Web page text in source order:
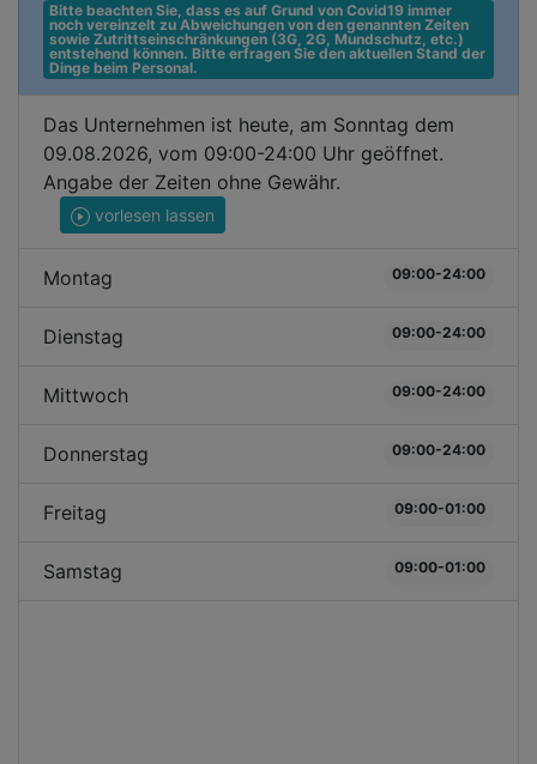
Bitte beachten Sie, dass es auf Grund von Covid19 immer
noch vereinzelt zu Abweichungen von den genannten Zeiten
sowie Zutrittseinschränkungen (3G, 2G, Mundschutz, etc.)
entstehend können. Bitte erfragen Sie den aktuellen Stand der
Dinge beim Personal.
Das Unternehmen ist heute, am Sonntag dem
09.08.2026, vom 09:00-24:00 Uhr geöffnet.
Angabe der Zeiten ohne Gewähr.
vorlesen lassen
Montag 09:00-24:00
Dienstag 09:00-24:00
Mittwoch 09:00-24:00
Donnerstag 09:00-24:00
Freitag 09:00-01:00
Samstag 09:00-01:00